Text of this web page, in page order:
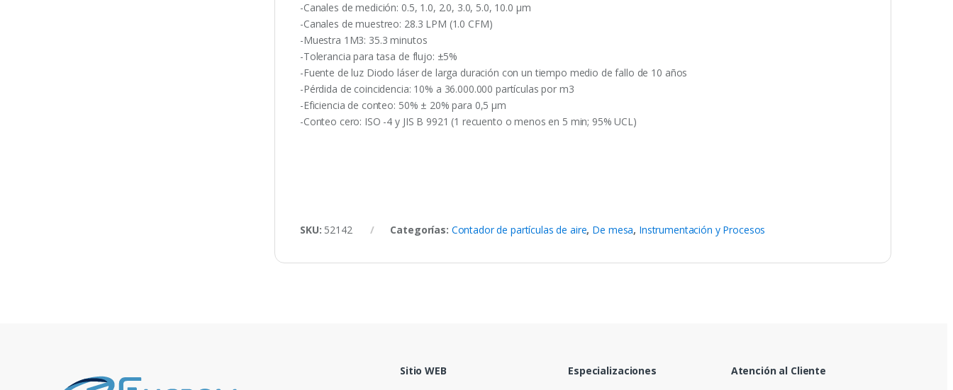
-Canales de medición: 0.5, 1.0, 2.0, 3.0, 5.0, 10.0 μm
-Canales de muestreo: 28.3 LPM (1.0 CFM)
-Muestra 1M3: 35.3 minutos
-Tolerancia para tasa de flujo: ±5%
-Fuente de luz Diodo láser de larga duración con un tiempo medio de fallo de 10 años
-Pérdida de coincidencia: 10% a 36.000.000 partículas por m3
-Eficiencia de conteo: 50% ± 20% para 0,5 µm
-Conteo cero: ISO -4 y JIS B 9921 (1 recuento o menos en 5 min; 95% UCL)
SKU: 52142 Categorías: Contador de partículas de aire, De mesa, Instrumentación y Procesos
Sitio WEB Especializaciones Atención al Cliente